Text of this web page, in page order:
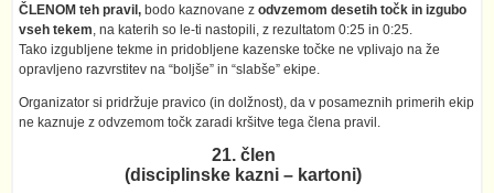
ČLENOM teh pravil, bodo kaznovane z odvzemom desetih točk in izgubo
vseh tekem , na katerih so le-ti nastopili, z rezultatom 0:25 in 0:25.
Tako izgubljene tekme in pridobljene kazenske točke ne vplivajo na že
opravljeno razvrstitev na “boljše” in “slabše” ekipe.
Organizator si pridržuje pravico (in dolžnost), da v posameznih primerih ekip
ne kaznuje z odvzemom točk zaradi kršitve tega člena pravil.
21. člen
(disciplinske kazni – kartoni)